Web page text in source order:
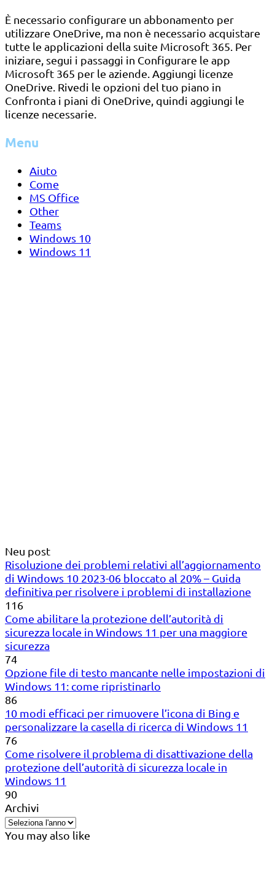
È necessario configurare un abbonamento per
utilizzare OneDrive, ma non è necessario acquistare
tutte le applicazioni della suite Microsoft 365. Per
iniziare, segui i passaggi in Configurare le app
Microsoft 365 per le aziende. Aggiungi licenze
OneDrive. Rivedi le opzioni del tuo piano in
Confronta i piani di OneDrive, quindi aggiungi le
licenze necessarie.
Menu
Aiuto
Come
MS Office
Other
Teams
Windows 10
Windows 11
Neu post
Risoluzione dei problemi relativi all’aggiornamento
di Windows 10 2023-06 bloccato al 20% – Guida
definitiva per risolvere i problemi di installazione
116
Come abilitare la protezione dell’autorità di
sicurezza locale in Windows 11 per una maggiore
sicurezza
74
Opzione file di testo mancante nelle impostazioni di
Windows 11: come ripristinarlo
86
10 modi efficaci per rimuovere l’icona di Bing e
personalizzare la casella di ricerca di Windows 11
76
Come risolvere il problema di disattivazione della
protezione dell’autorità di sicurezza locale in
Windows 11
90
Archivi
You may also like